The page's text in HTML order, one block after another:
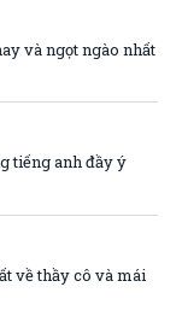
và ngọt ngào nhất
tiếng anh đầy ý
về thầy cô và mái